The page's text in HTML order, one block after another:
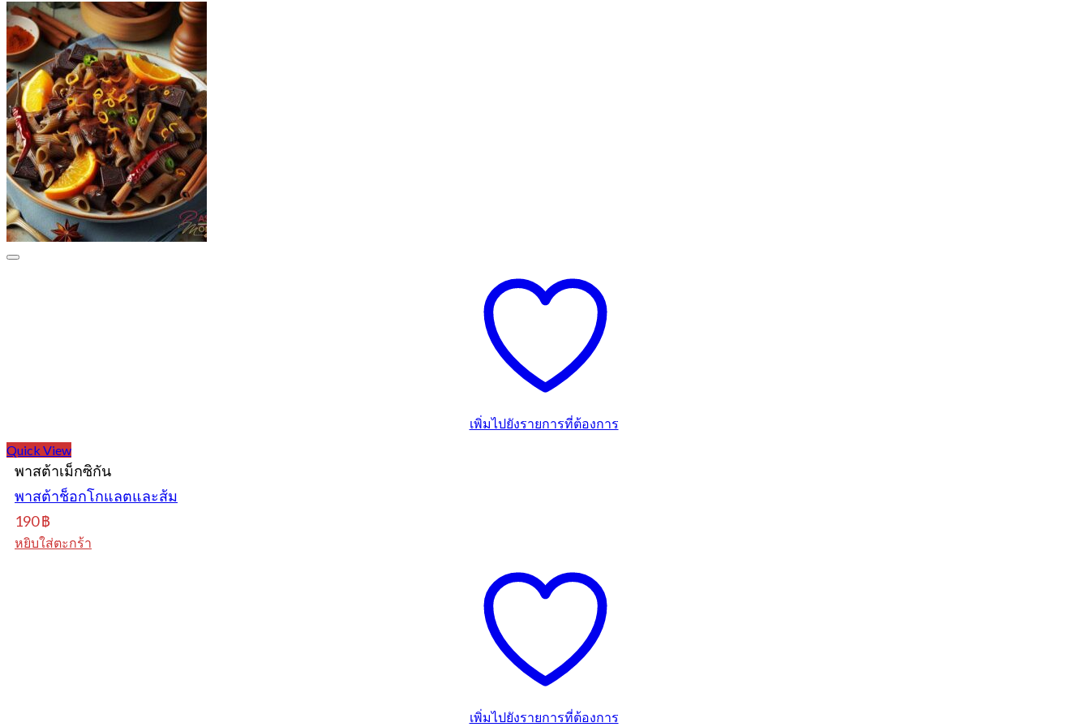
เพิ่มไปยังรายการที่ต้องการ
Quick View
พาสต้าเม็กซิกัน
พาสต้าช็อกโกแลตและส้ม
190฿
หยิบใส่ตะกร้า
เพิ่มไปยังรายการที่ต้องการ